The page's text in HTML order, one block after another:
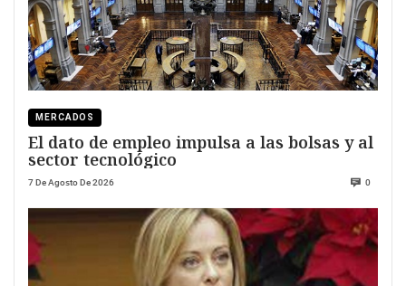
MERCADOS
El dato de empleo impulsa a las bolsas y al
sector tecnológico
7 De Agosto De 2026 0